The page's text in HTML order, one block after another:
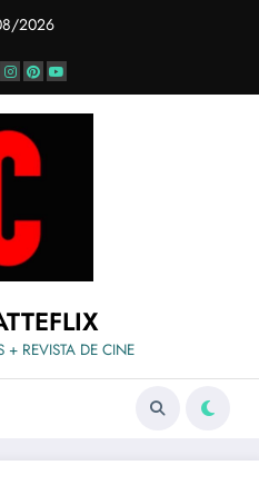
2026
+ REVISTA DE CINE